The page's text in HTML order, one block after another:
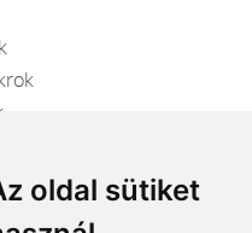
oldal sütiket